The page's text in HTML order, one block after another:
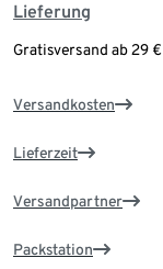
Lieferung
Gratisversand ab 29
Versandkosten
Lieferzeit
Versandpartner
Packstation